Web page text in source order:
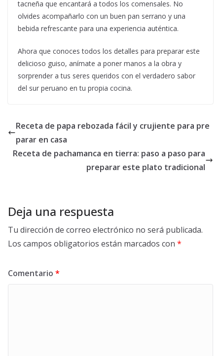
tacneña que encantará a todos los comensales. No
olvides acompañarlo con un buen pan serrano y una
bebida refrescante para una experiencia auténtica.
Ahora que conoces todos los detalles para preparar este
delicioso guiso, anímate a poner manos a la obra y
sorprender a tus seres queridos con el verdadero sabor
del sur peruano en tu propia cocina.
Receta de papa rebozada fácil y crujiente para pre
parar en casa
Receta de pachamanca en tierra: paso a paso para
preparar este plato tradicional
Deja una respuesta
Tu dirección de correo electrónico no será publicada.
Los campos obligatorios están marcados con *
Comentario *